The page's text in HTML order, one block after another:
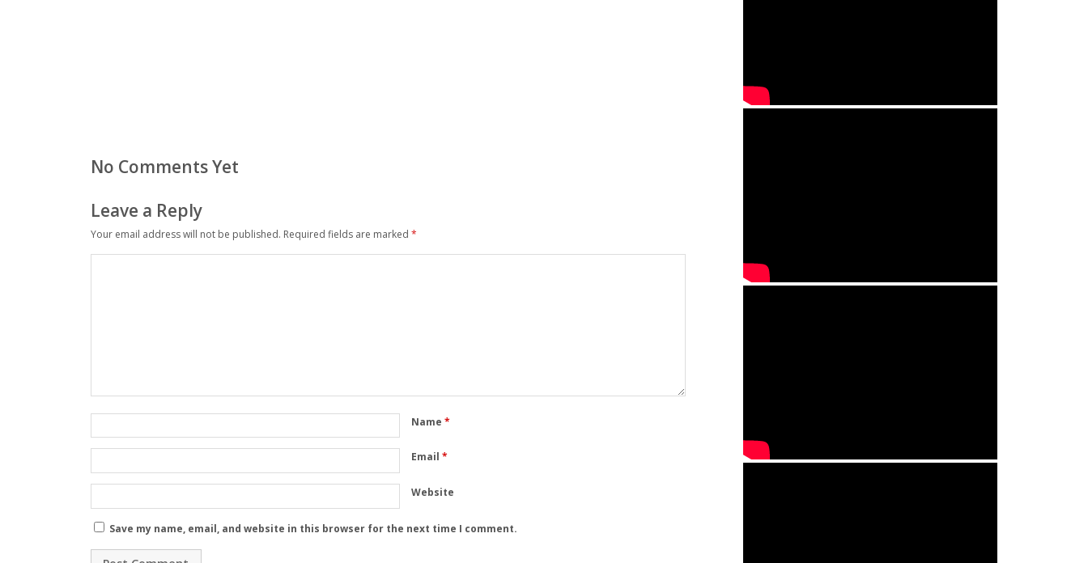
No Comments Yet
Leave a Reply
Your email address will not be published. Required fields are marked *
Name *
Email *
Website
Save my name, email, and website in this browser for the next time I comment.